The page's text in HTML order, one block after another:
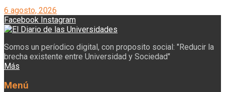
6 agosto, 2026
Facebook Instagram
Somos un períodico digital, con proposito social: "Reducir la
brecha existente entre Universidad y Sociedad"
Más
Menú